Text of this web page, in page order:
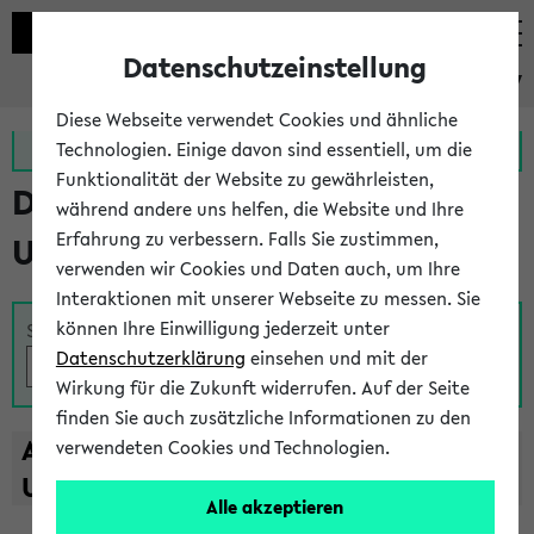
eKVV
Zur MeineUni App Zum MeineUni Portal
Das Lehrangebot der
Universität Bielefeld
Suche
A B C D E F G H I J K L M N O
U
V W X Y
Z
Datenschutzeinstellung
Diese Webseite verwendet Cookies und ähnliche
Technologien. Einige davon sind essentiell, um die
Funktionalität der Website zu gewährleisten,
während andere uns helfen, die Website und Ihre
Erfahrung zu verbessern. Falls Sie zustimmen,
verwenden wir Cookies und Daten auch, um Ihre
Interaktionen mit unserer Webseite zu messen. Sie
können Ihre Einwilligung jederzeit unter
Datenschutzerklärung einsehen und mit der
Wirkung für die Zukunft widerrufen. Auf der Seite
finden Sie auch zusätzliche Informationen zu den
verwendeten Cookies und Technologien.
Alle akzeptieren